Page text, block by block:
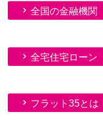
全国の金融機関
全宅住宅ローン
フラット35とは